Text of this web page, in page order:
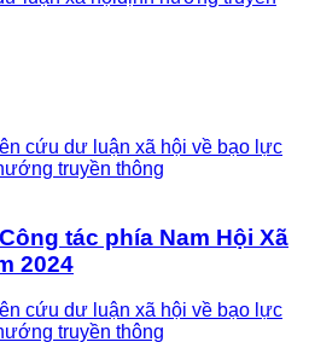
tác phía Nam Hội Xã
2024